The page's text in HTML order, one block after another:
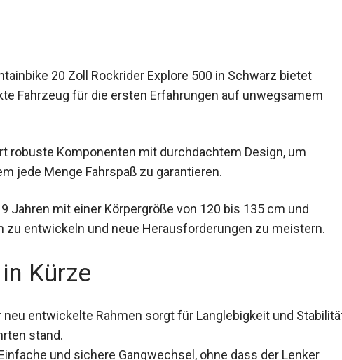
20 Zoll Rockrider Explore 500 in Schwarz bietet
Fahrzeug für die ersten Erfahrungen auf unwegsamem
robuste Komponenten mit durchdachtem Design, um
jede Menge Fahrspaß zu garantieren.
Jahren mit einer Körpergröße von 120 bis 135 cm und
zu entwickeln und neue Herausforderungen zu meistern.
Kürze
neu entwickelte Rahmen sorgt für Langlebigkeit und
Fahrten stand.
und sichere Gangwechsel, ohne dass der Lenker